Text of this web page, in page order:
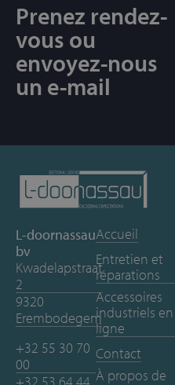
Prenez rendez-
vous ou
envoyez-nous
un e-mail
L-doornassau
bv
Kwadelapstraat
2
9320
Erembodegem
+32 55 30 70
00
+32 53 64 44
Accueil
Entretien et
réparations
Accessoires
industriels en
ligne
Contact
À propos de